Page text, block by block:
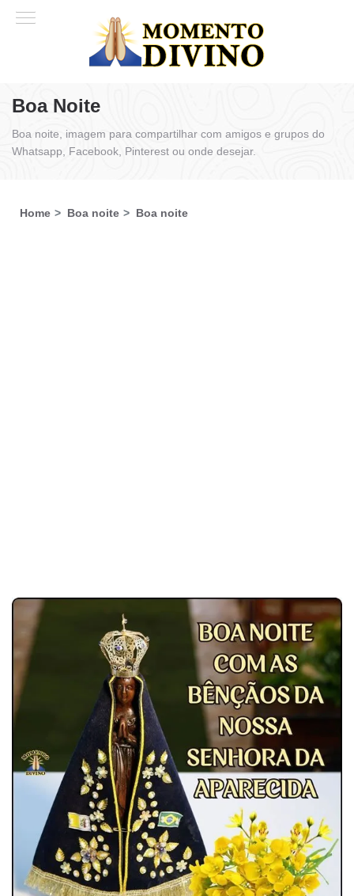
Boa Noite
Boa noite, imagem para compartilhar com amigos e grupos do
Whatsapp, Facebook, Pinterest ou onde desejar.
Home Boa noite Boa noite